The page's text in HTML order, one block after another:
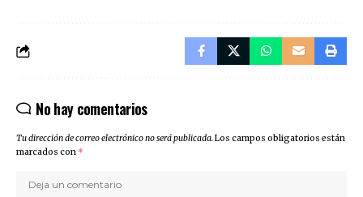
No hay comentarios
Tu dirección de correo electrónico no será publicada.Los campos obligatorios están
marcados con *